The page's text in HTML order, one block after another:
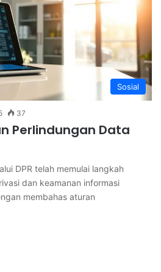
Sosial
37
Perlindungan Data
DPR telah memulai langkah
dan keamanan informasi
membahas aturan